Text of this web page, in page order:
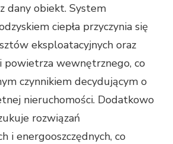
dany obiekt. System
ciepła przyczynia się
eksploatacyjnych oraz
powietrza wewnętrznego, co
czynnikiem decydującym o
nieruchomości. Dodatkowo
rozwiązań
i energooszczędnych, co